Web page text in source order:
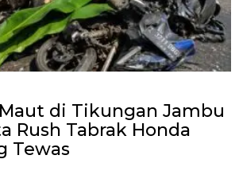
di Tikungan Jambu
Rush Tabrak Honda
Tewas